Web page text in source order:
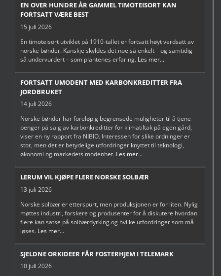
EN OVER HUNDRE ÅR GAMMEL TIMOTEISORT KAN
FORTSATT VÆRE BEST
15 juli 2026
En timoteisort utviklet på 1910-tallet er fortsatt høyt verdsatt av
norske bønder. Kanskje skyldes det noe så enkelt – og samtidig
så undervurdert – som plantenes erfaring. Les mer...
FORTSATT UMODENT MED KARBONKREDITTER FRA
JORDBRUKET
14 juli 2026
Norske bønder har foreløpig begrensede muligheter til å tjene
penger på salg av karbonkreditter for klimatiltak på egen gård,
viser en ny rapport fra NIBIO. Interessen for slike ordninger er
stor, men det er betydelige utfordringer knyttet til teknologi,
økonomi og markedets modenhet. Les mer...
LERUM VIL KJØPE FLERE NORSKE SOLBÆR
13 juli 2026
Norske solbær er etterspurt, men produksjonen er for liten. Nylig
møttes industri, forskere og produsenter for å diskutere hvordan
flere kan satse på solbærdyrking og hvilke utfordringer som må
løses. Les mer...
SJELDNE ORKIDEER FÅR FOSTERHJEM I TELEMARK
10 juli 2026